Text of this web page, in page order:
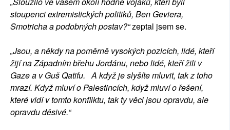
stoupenci extremistických politiků, Ben Geviera,
Smotricha a podobných postav?“zeptal jsem se.
„Jsou, a někdy na poměrně vysokých pozicích, lidé, kteří
žijí na Západním břehu Jordánu, nebo lidé, kteří žili v
Gaze a v Guš Qatifu. A když je slyšíte mluvit, tak z toho
mrazí. Když mluví o Palestincích, když mluví o řešení,
které vidí v tomto konfliktu, tak ty věci jsou opravdu, ale
opravdu děsivé.“